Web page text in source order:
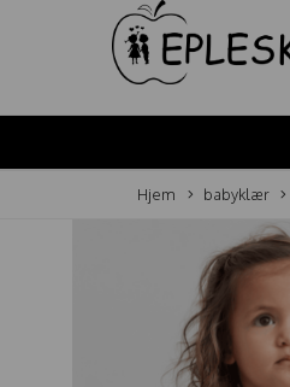
Hjem babyklær